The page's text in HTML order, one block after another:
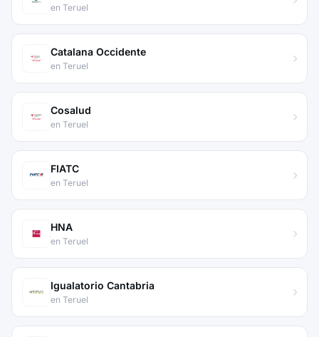
en Teruel
Catalana Occidente
en Teruel
Cosalud
en Teruel
FIATC
en Teruel
HNA
en Teruel
Igualatorio Cantabria
en Teruel